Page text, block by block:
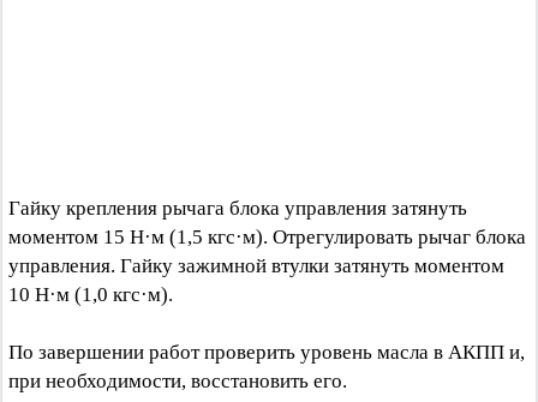
Гайку крепления рычага блока управления затянуть
моментом 15 Н·м (1,5 кгс·м). Отрегулировать рычаг блока
управления. Гайку зажимной втулки затянуть моментом
10 Н·м (1,0 кгс·м).
По завершении работ проверить уровень масла в АКПП и,
при необходимости, восстановить его.